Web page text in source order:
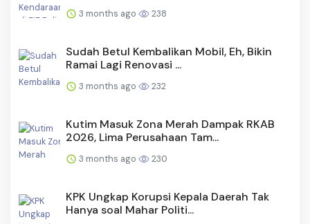
3 months ago 238
Sudah Betul Kembalikan Mobil, Eh, Bikin
Ramai Lagi Renovasi ...
3 months ago 232
Kutim Masuk Zona Merah Dampak RKAB
2026, Lima Perusahaan Tam...
3 months ago 230
KPK Ungkap Korupsi Kepala Daerah Tak
Hanya soal Mahar Politi...